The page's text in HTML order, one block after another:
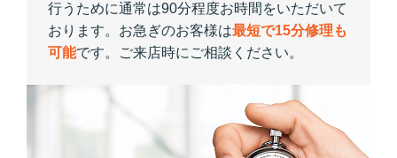
行うために通常は90分程度お時間をいただいて
おります。お急ぎのお客様は最短で15分修理も
可能です。ご来店時にご相談ください。